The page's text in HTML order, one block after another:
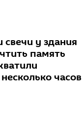
у здания
память
часов